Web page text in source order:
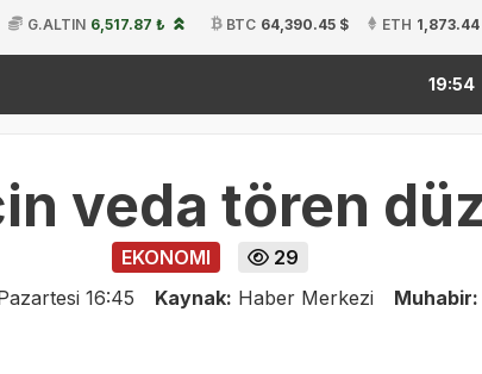
G.ALTIN 6,517.87 ₺ BTC 64,390.45 $ ETH
kitap
veda tören
EKONOMI
29
16:45 Kaynak: Haber Merkezi Muhabir: